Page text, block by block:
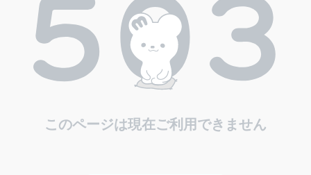
このページは現在ご利用できません